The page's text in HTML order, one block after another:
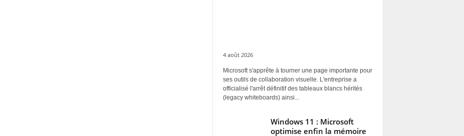
4 août 2026
Microsoft s'apprête à tourner une page importante pour
ses outils de collaboration visuelle. L'entreprise a
officialisé l'arrêt définitif des tableaux blancs hérités
(legacy whiteboards) ainsi...
Windows 11 : Microsoft
optimise enfin la mémoire